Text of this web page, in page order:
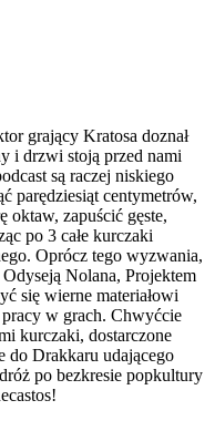
grający Kratosa doznał
i drzwi stoją przed nami
są raczej niskiego
parędziesiąt centymetrów,
oktaw, zapuścić gęste,
po 3 całe kurczaki
Oprócz tego wyzwania,
Nolana, Projektem
się wierne materiałowi
w grach. Chwyćcie
kurczaki, dostarczone
do Drakkaru udającego
po bezkresie popkultury